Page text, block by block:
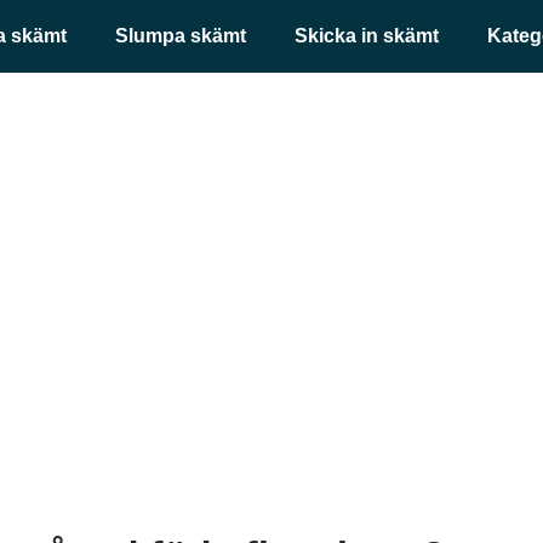
skämt Slumpa skämt Skicka in skämt